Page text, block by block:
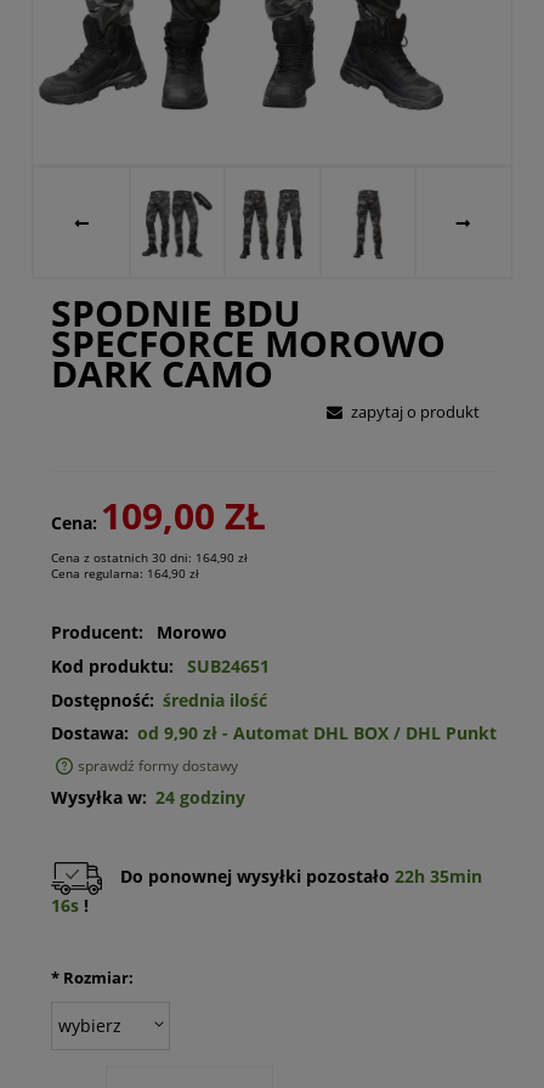
SPODNIE BDU
SPECFORCE MOROWO
DARK CAMO
zapytaj o produkt
Cena: 109,00 ZŁ
Cena z ostatnich 30 dni: 164,90 zł
Cena regularna: 164,90 zł
Producent:
Morowo
Kod produktu:
SUB24651
Dostępność: średnia ilość
Dostawa: od 9,90 zł - Automat DHL BOX / DHL Punkt
sprawdź formy dostawy
Wysyłka w: 24 godziny
Do ponownej wysyłki pozostało 22h 35min
16s!
*Rozmiar: